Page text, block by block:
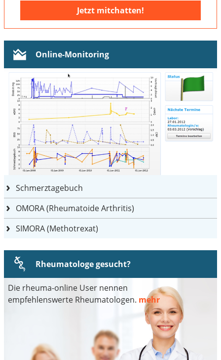
Jetzt mitchatten!
Online-Monitoring
Schmerztagebuch
OMORA (Rheumatoide Arthritis)
SIMORA (Methotrexat)
Rheumatologe gesucht?
Die rheuma-online User nennen
empfehlenswerte Rheumatologen. mehr